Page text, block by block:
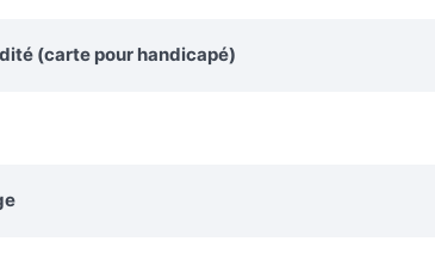
(carte pour handicapé)